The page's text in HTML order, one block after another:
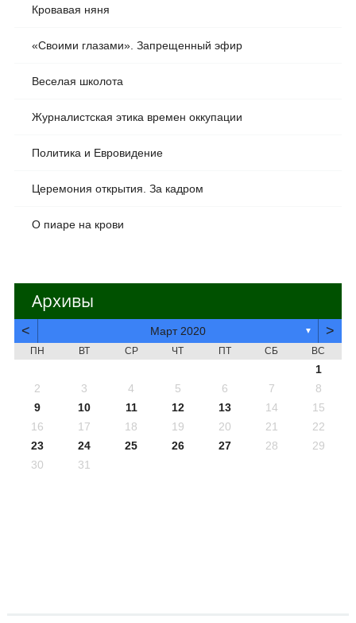
Кровавая няня
«Своими глазами». Запрещенный эфир
Веселая школота
Журналистская этика времен оккупации
Политика и Евровидение
Церемония открытия. За кадром
О пиаре на крови
Архивы
< Март 2020 ▼ >
ПН ВТ СР ЧТ ПТ СБ ВС
1
2
3 4 5 6 7
8
9
10 11 12 13 14
15
16
17 18 19 20 21
22
23
24 25 26 27 28
29
30
31